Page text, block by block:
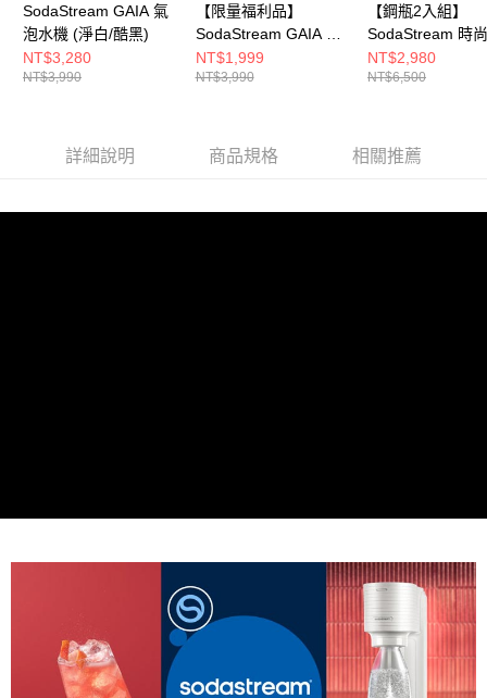
SodaStream GAIA 氣
泡水機 (淨白/酷黑)
NT$3,280
NT$3,990
【限量福利品】
SodaStream GAIA 氣
泡水機 (淨白/酷黑)
NT$1,999
NT$3,990
【鋼瓶2入組】
SodaStream 時
動扣瓶氣泡水機
白(含原箱共2支)
NT$2,980
NT$6,500
詳細說明 商品規格 相關推薦